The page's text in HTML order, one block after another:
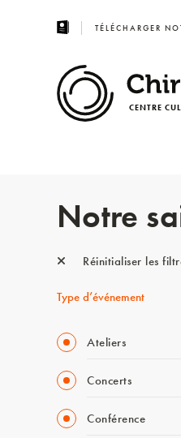
TÉLÉCHARGER
CENTRE
Notre
Réinitialiser les
Type d’événement
Ateliers
Concerts
Conférence